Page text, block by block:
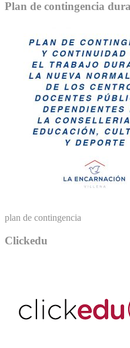
Plan de contingencia
plan de contingencia
Clickedu